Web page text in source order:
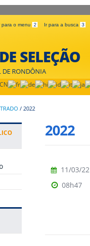
para o menu 2 Ir para a busca 3
SELEÇÃO
DE RONDÔNIA
/ 2022
2022
11/03/22
08h47